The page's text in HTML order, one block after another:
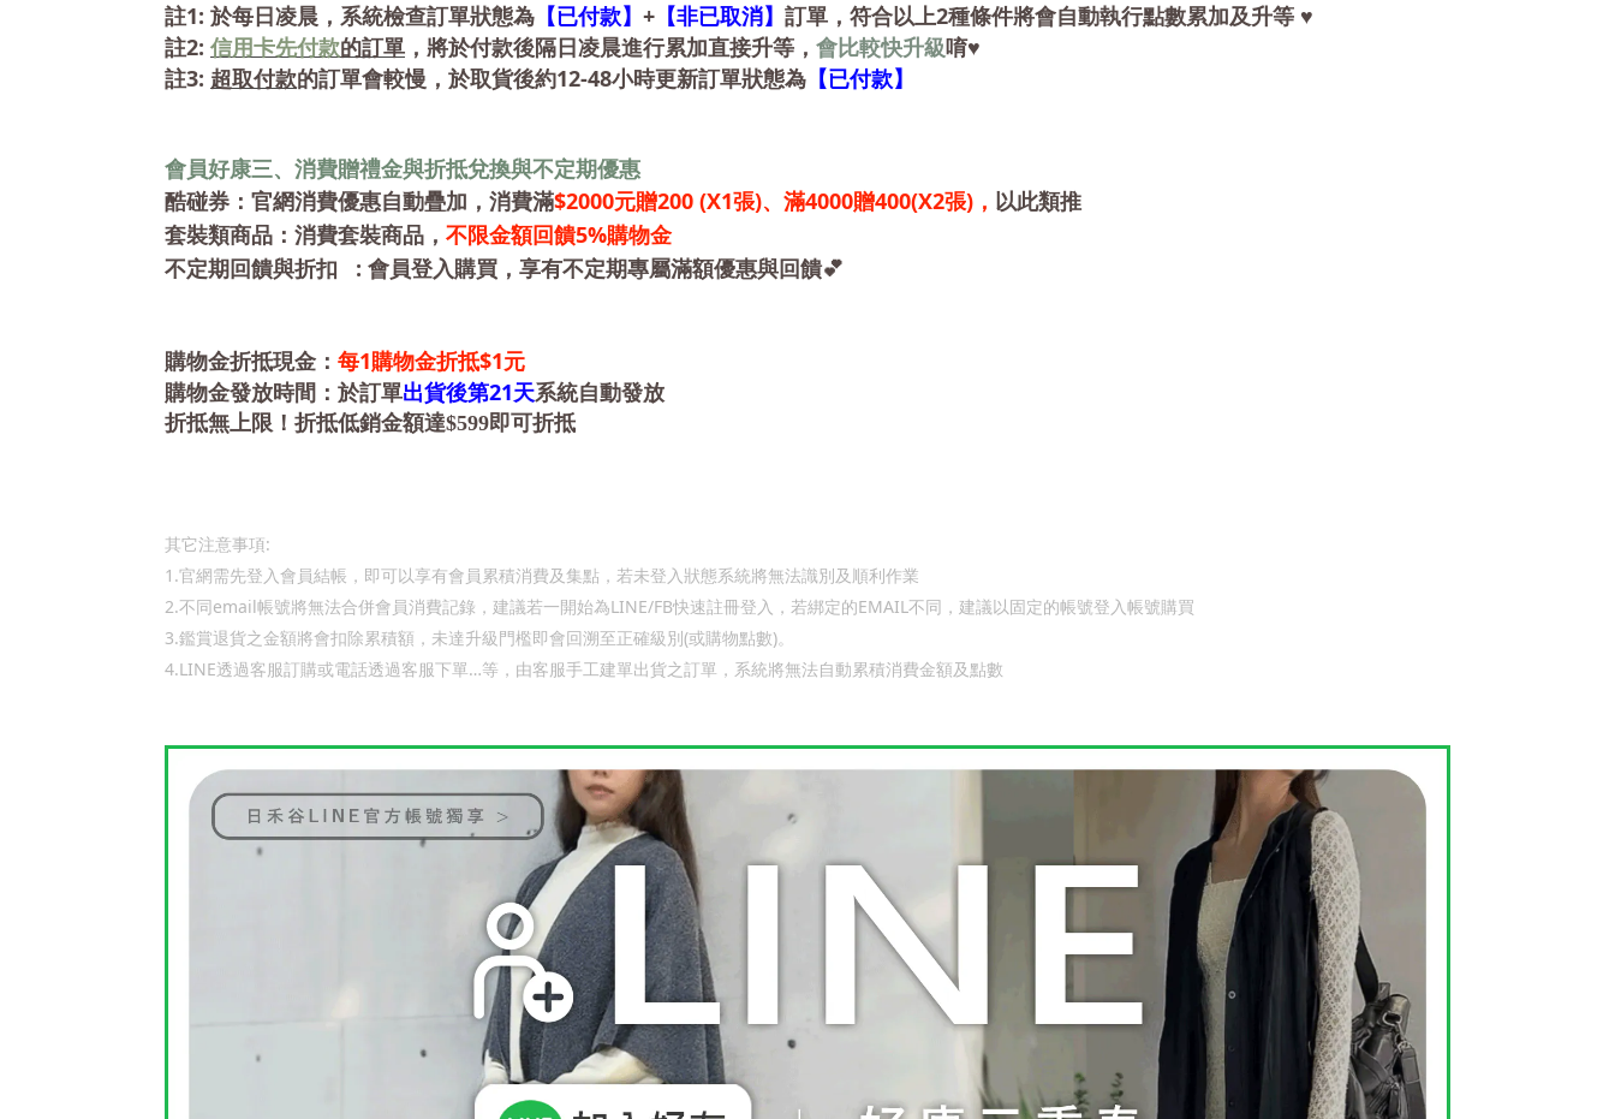
註1: 於每日凌晨，系統檢查訂單狀態為 【已付款】 + 【非已取消】 訂單，符合以上2種條件將會自動執行點數累加及升等 ♥
註2: 信用卡先付款的訂單 ，將於付款後隔日凌晨進行累加直接升等， 會比較快升級唷♥
註3: 超取付款的訂單會較慢，於取貨後約12-48小時更新訂單狀態為 【已付款】
會員好康三、消費贈禮金與折抵兌換與不定期優惠
酷碰券 ：官網消費優惠自動疊加，消費滿$2000元贈200 (X1張)、滿4000贈400(X2張) ， 以此類推
套裝類商品：消費套裝商品， 不限金額回饋5%購物金
不定期回饋與折扣 : 會員登入購買，享有不定期專屬滿額優惠與回饋💕
購物金折抵現金： 每1購物金折抵$1元
購物金發放時間：於訂單出貨後第21天系統自動發放
折抵無上限！折抵低銷金額達$599即可折抵
其它注意事項 :
1.官網需先登入會員結帳，即可以享有會員累積消費及集點，若未登入狀態系統將無法識別及順利作業
2.不同 email帳號將無法合併會員消費記錄，建議若一開始為LINE/FB快速註冊登入，若綁定的EMAIL不同，建議以固定的帳號登入帳號購買
3.鑑賞退貨之金額將會扣除累積額，未達升級門檻即會回溯至正確級別 (或購物點數)。
4.LINE透過客服訂購或電話透過客服下單…等，由客服手工建單出貨之訂單，系統將無法自動累積消費金額及點數